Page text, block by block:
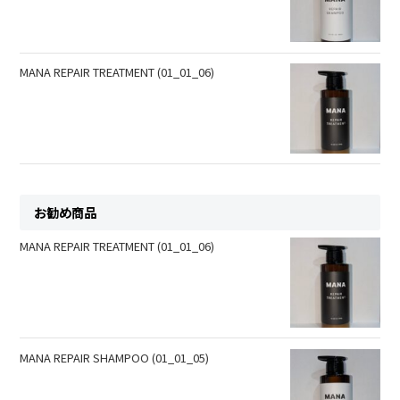
MANA REPAIR TREATMENT (01_01_06)
お勧め商品
MANA REPAIR TREATMENT (01_01_06)
MANA REPAIR SHAMPOO (01_01_05)